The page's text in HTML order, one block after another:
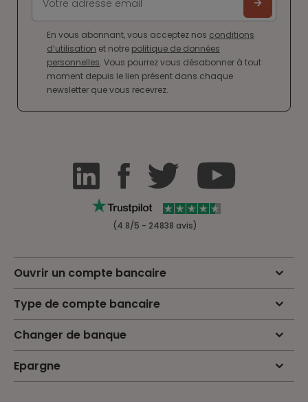
En vous abonnant, vous acceptez nos conditions
d’utilisation et notre politique de données
personnelles. Vous pourrez vous désabonner à tout
moment depuis le lien présent dans chaque
newsletter que vous recevrez.
(4.8/5 - 24838 avis)
Ouvrir un compte bancaire
Type de compte bancaire
Changer de banque
Epargne